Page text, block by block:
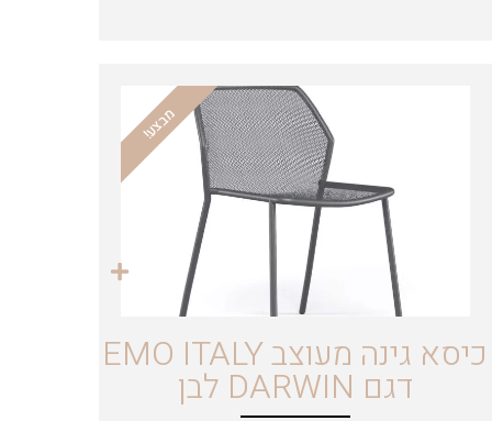
מבצע!
כיסא גינה מעוצב EMO ITALY
דגם DARWIN לבן